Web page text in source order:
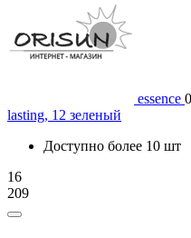
essence
lasting, 12 зеленый
Доступно более 10 шт
16
209